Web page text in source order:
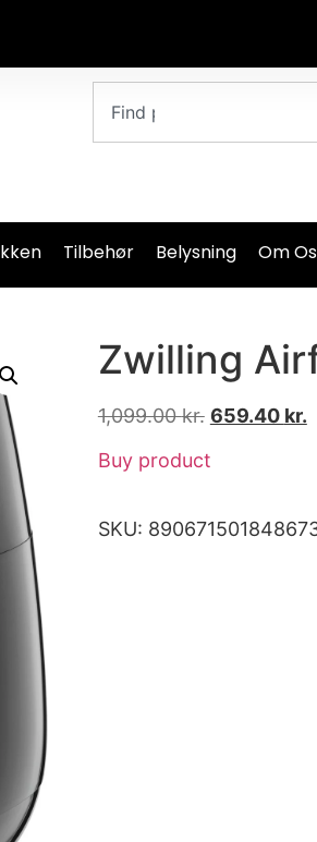
Tilbehør Belysning Om Os
Zwilling
1,099.00kr. 659.40 kr.
Buy product
SKU: